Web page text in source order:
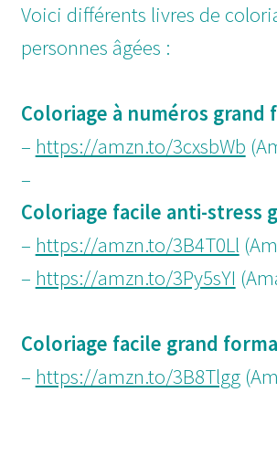
Voici différents livres de
personnes âgées :
Coloriage à numéros grand
– https://amzn.to/3cxsbWb
–
Coloriage facile anti-stress
– https://amzn.to/3B4T0Ll
– https://amzn.to/3Py5sYI
Coloriage facile grand
– https://amzn.to/3B8Tlgg